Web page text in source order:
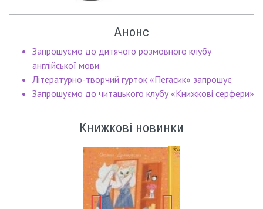
Анонс
Запрошуємо до дитячого розмовного клубу
англійської мови
Літературно-творчий гурток «Пегасик» запрошує
Запрошуємо до читацького клубу «Книжкові серфери»
Книжкові новинки